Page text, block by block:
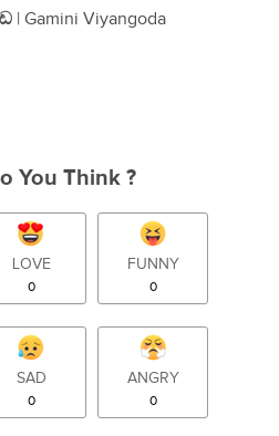
| Gamini Viyangoda
You Think ?
LOVE
0
FUNNY
0
SAD
0
ANGRY
0